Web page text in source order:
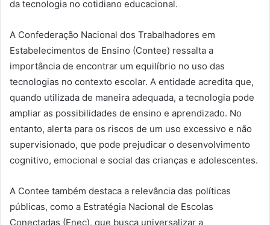
da tecnologia no cotidiano educacional.
A Confederação Nacional dos Trabalhadores em
Estabelecimentos de Ensino (Contee) ressalta a
importância de encontrar um equilíbrio no uso das
tecnologias no contexto escolar. A entidade acredita que,
quando utilizada de maneira adequada, a tecnologia pode
ampliar as possibilidades de ensino e aprendizado. No
entanto, alerta para os riscos de um uso excessivo e não
supervisionado, que pode prejudicar o desenvolvimento
cognitivo, emocional e social das crianças e adolescentes.
A Contee também destaca a relevância das políticas
públicas, como a Estratégia Nacional de Escolas
Conectadas (Enec), que busca universalizar a